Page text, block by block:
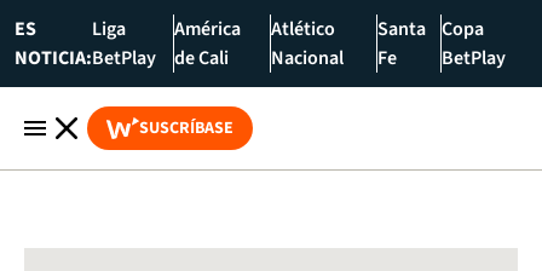
ES
NOTICIA:
Liga
BetPlay
América
de Cali
Atlético
Nacional
Santa
Fe
Copa
BetPlay
SUSCRÍBASE